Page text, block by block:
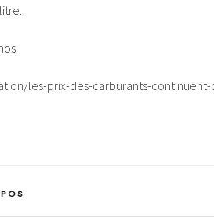
les-prix-des-carburants-